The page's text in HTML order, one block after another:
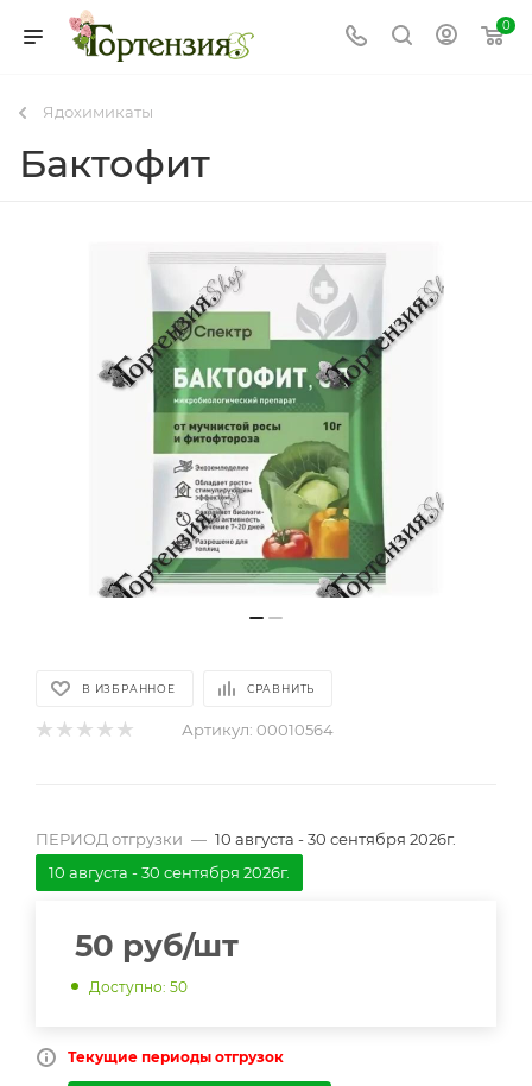
0
Ядохимикаты
Бактофит
В ИЗБРАННОЕ СРАВНИТЬ
Артикул: 00010564
ПЕРИОД отгрузки — 10 августа - 30 сентября 2026г.
10 августа - 30 сентября 2026г.
50 руб/шт
Доступно: 50
Текущие периоды отгрузок